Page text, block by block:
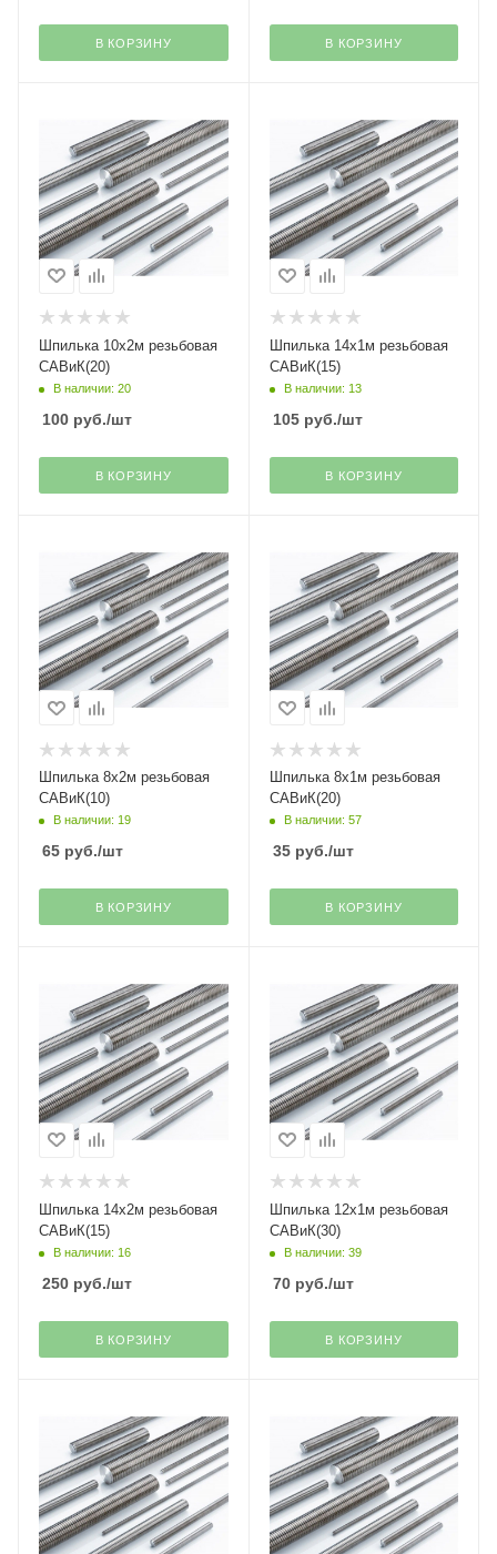
В КОРЗИНУ В КОРЗИНУ
Шпилька 10х2м резьбовая
САВиК(20)
В наличии: 20
100 руб./шт
В КОРЗИНУ
Шпилька 14х1м резьбовая
САВиК(15)
В наличии: 13
105руб./шт
В КОРЗИНУ
Шпилька 8х2м резьбовая
САВиК(10)
В наличии: 19
65 руб./шт
В КОРЗИНУ
Шпилька 8х1м резьбовая
САВиК(20)
В наличии: 57
35руб./шт
В КОРЗИНУ
Шпилька 14х2м резьбовая
САВиК(15)
В наличии: 16
250 руб./шт
В КОРЗИНУ
Шпилька 12х1м резьбовая
САВиК(30)
В наличии: 39
70руб./шт
В КОРЗИНУ